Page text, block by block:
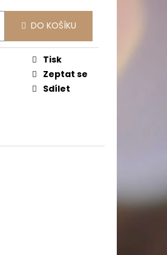
DO KOŠÍKU
Tisk
Zeptat se
Sdílet